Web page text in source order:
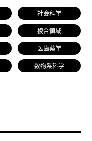
社会科学
複合領域
医歯薬学
数物系科学